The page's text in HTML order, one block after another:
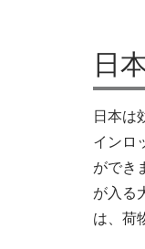
日
日本は
インロ
ができ
が入る
は、荷